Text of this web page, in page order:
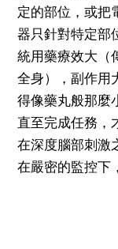
定的部位，或把
器只針對特定部
統用藥療效大（
全身），副作用
得像藥丸般那麼
直至完成任務，
在深度腦部刺激
在嚴密的監控下